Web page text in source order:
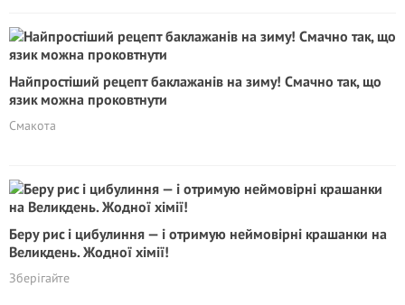
Найпростіший рецепт баклажанів на зиму! Смачно так, що
язик можна проковтнути
Смакота
Беру рис і цибулиння — і отримую неймовірні крашанки на
Великдень. Жодної хімії!
Зберігайте